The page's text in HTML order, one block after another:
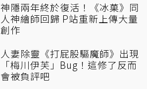
神隱兩年終於復活！《冰菓》同
人神繪師回歸 P站重新上傳大量
創作
人妻除靈《打屁股驅魔師》出現
「梅川伊芙」Bug！這修了反而
會被負評吧